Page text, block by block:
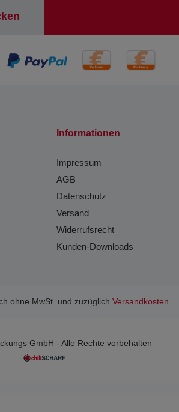
Informationen
Impressum
AGB
Datenschutz
Versand
Widerrufsrecht
Kunden-Downloads
ohne MwSt. und zuzüglich Versandkosten
GmbH - Alle Rechte vorbehalten